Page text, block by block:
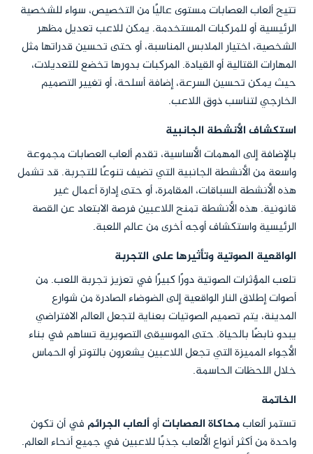
تتيح ألعاب العصابات مستوى عاليًا من التخصيص، سواء للشخصية
الرئيسية أو للمركبات المستخدمة. يمكن للاعب تعديل مظهر
الشخصية، اختيار الملابس المناسبة، أو حتى تحسين قدراتها مثل
المهارات القتالية أو القيادة. المركبات بدورها تخضع للتعديلات،
حيث يمكن تحسين السرعة، إضافة أسلحة، أو تغيير التصميم
الخارجي لتناسب ذوق اللاعب.
استكشاف الأنشطة الجانبية
بالإضافة إلى المهمات الأساسية، تقدم ألعاب العصابات مجموعة
واسعة من الأنشطة الجانبية التي تضيف تنوعًا للتجربة. قد تشمل
هذه الأنشطة السباقات، المقامرة، أو حتى إدارة أعمال غير
قانونية. هذه الأنشطة تمنح اللاعبين فرصة الابتعاد عن القصة
الرئيسية واستكشاف أوجه أخرى من عالم اللعبة.
الواقعية الصوتية وتأثيرها على التجربة
تلعب المؤثرات الصوتية دورًا كبيرًا في تعزيز تجربة اللعب. من
أصوات إطلاق النار الواقعية إلى الضوضاء الصادرة من شوارع
المدينة، يتم تصميم الصوتيات بعناية لتجعل العالم الافتراضي
يبدو نابضًا بالحياة. حتى الموسيقى التصويرية تساهم في بناء
الأجواء المميزة التي تجعل اللاعبين يشعرون بالتوتر أو الحماس
خلال اللحظات الحاسمة.
الخاتمة
تستمر ألعابمحاكاة العصاباتأوألعاب الجرائم في أن تكون
واحدة من أكثر أنواع الألعاب جذبًا للاعبين في جميع أنحاء العالم.